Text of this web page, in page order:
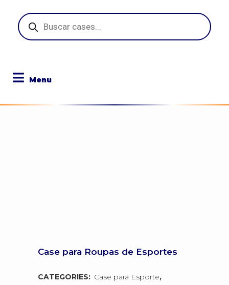
Pesquisar
produtos
Case para Roupas de Esportes
CATEGORIES: Case para Esporte,